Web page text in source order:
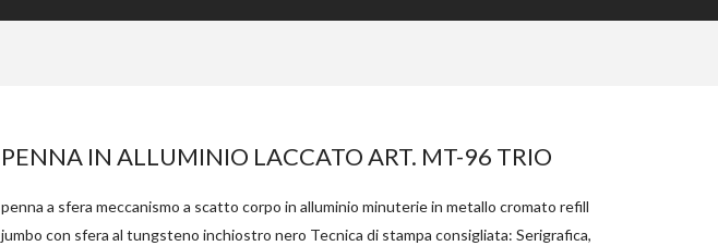
PENNA IN ALLUMINIO LACCATO ART. MT-96 TRIO
penna a sfera meccanismo a scatto corpo in alluminio minuterie in metallo cromato refill
jumbo con sfera al tungsteno inchiostro nero Tecnica di stampa consigliata: Serigrafica,